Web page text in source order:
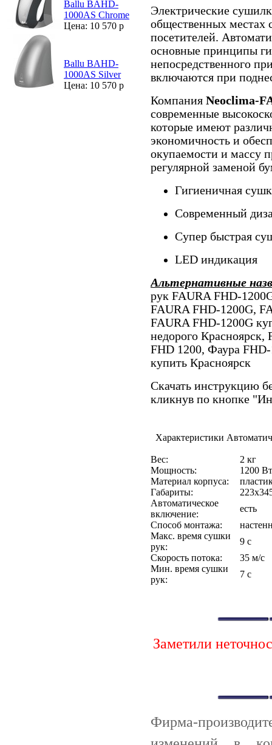
Ballu BAHD-
1000AS Chrome
Цена: 10 570 р
Ballu BAHD-
1000AS Silver
Цена: 10 570 р
Электрические
общественных
посетителей.
основные принципы
непосредственного
включаются при
Компания Neoclima-
современные
которые имеют
экономичность и
окупаемости и массу
регулярной заменой
Гигиеничная
Современный
Супер быстрая
LED индикация
Альтернативные
рук FAURA FHD-
FAURA FHD-1200G,
FAURA FHD-1200G
недорого
FHD 1200, Фаура
купить Красноярск
Скачать инструкцию
кликнув по кнопке
Характеристики
Вес:
2 кг
Мощность:
1200 Вт
Материал корпуса:
Габариты:
Автоматическое
включение:
есть
Способ монтажа:
Макс. время сушки
рук:
9 c
Скорость потока:
35 м/с
Мин. время сушки
рук:
7 с
Заметили
Фирма-